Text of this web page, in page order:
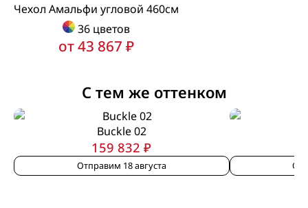
Чехол Амальфи угловой 460см
36 цветов
от 43 867 ₽
С тем же оттенком
Buckle 02
159 832 ₽
Отправим 18 августа